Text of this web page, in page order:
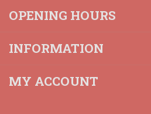
OPENING HOURS
INFORMATION
MY ACCOUNT